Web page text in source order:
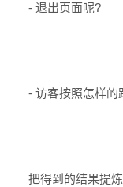
- 退出页面呢?
- 访客按照怎样的
把得到的结果提